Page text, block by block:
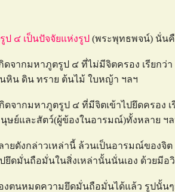
ป ๔ เป็นปัจจัยแห่งรูป (พระพุทธพจน์) นั่น
ดจากมหาภูตรูป ๔ ที่ไม่มีจิตครอง เรียกว่
หิน ดิน ทราย ต้นไม้ ใบหญ้า ฯลฯ
ดจากมหาภูตรูป ๔ ที่มีจิตเข้าไปยึดครอง
ษย์และสัตว์(ผู้ข้องในอารมณ์)ทั้งหลาย ฯล
ายดังกล่าวเหล่านี้ ล้วนเป็นอารมณ์ของ
ปยึดมั่นถือมั่นในสิ่งเหล่านั้นนั่นเอง ด้วย
งตนหมดความยึดมั่นถือมั่นได้แล้ว รูปนั้น